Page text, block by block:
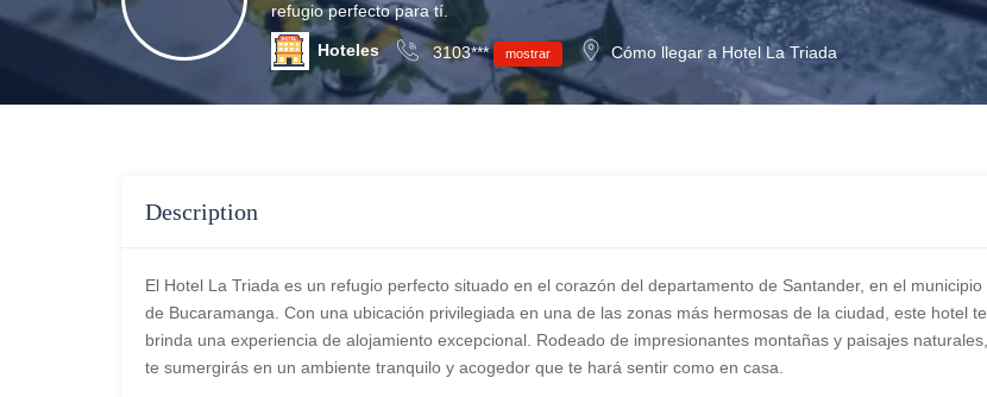
refugio perfecto para tí.
Hoteles 3103*** mostrar Cómo llegar a Hotel La Triada
Description
El Hotel La Triada es un refugio perfecto situado en el corazón del departamento de Santander, en el municipio
de Bucaramanga. Con una ubicación privilegiada en una de las zonas más hermosas de la ciudad, este hotel te
brinda una experiencia de alojamiento excepcional. Rodeado de impresionantes montañas y paisajes naturales,
te sumergirás en un ambiente tranquilo y acogedor que te hará sentir como en casa.